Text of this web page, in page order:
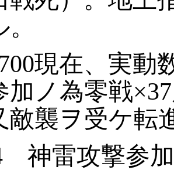
現在、実動
加ノ為零戦×37
敵襲ヲ受ケ転
神雷攻撃参